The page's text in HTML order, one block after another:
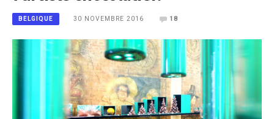
BELGIQUE 30 NOVEMBRE 2016 18